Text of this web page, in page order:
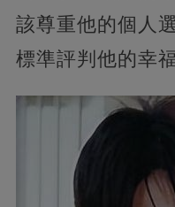
該尊重他的個人
標準評判他的幸